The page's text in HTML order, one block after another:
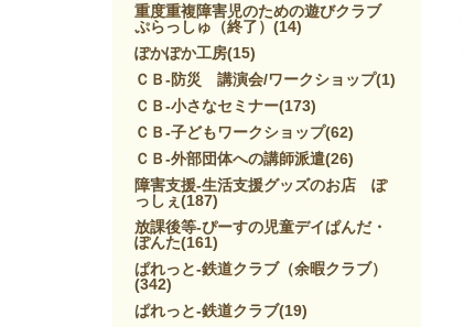
重度重複障害児のための遊びクラブ
ぷらっしゅ（終了） (14)
ぽかぽか工房(15)
ＣＢ-防災 講演会/ワークショップ(1)
ＣＢ-小さなセミナー(173)
ＣＢ-子どもワークショップ(62)
ＣＢ-外部団体への講師派遣(26)
障害支援-生活支援グッズのお店 ぽ
っしぇ (187)
放課後等-ぴーすの児童デイぱんだ・
ぽんた(161)
ぱれっと-鉄道クラブ（余暇クラブ）
(342)
ぱれっと-鉄道クラブ(19)